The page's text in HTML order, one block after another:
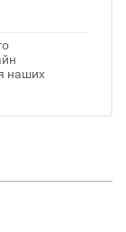
наших